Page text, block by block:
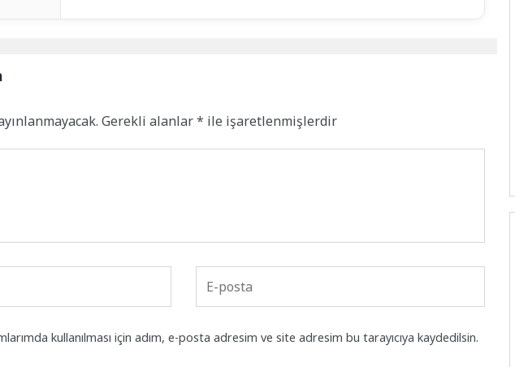
Gerekli alanlar* ile işaretlenmişlerdir
kullanılması için adım, e-posta adresim ve site adresim bu tarayıcıya kaydedilsin.